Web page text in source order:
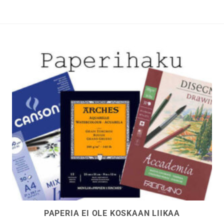
PAPERIA EI OLE KOSKAAN LIIKAA